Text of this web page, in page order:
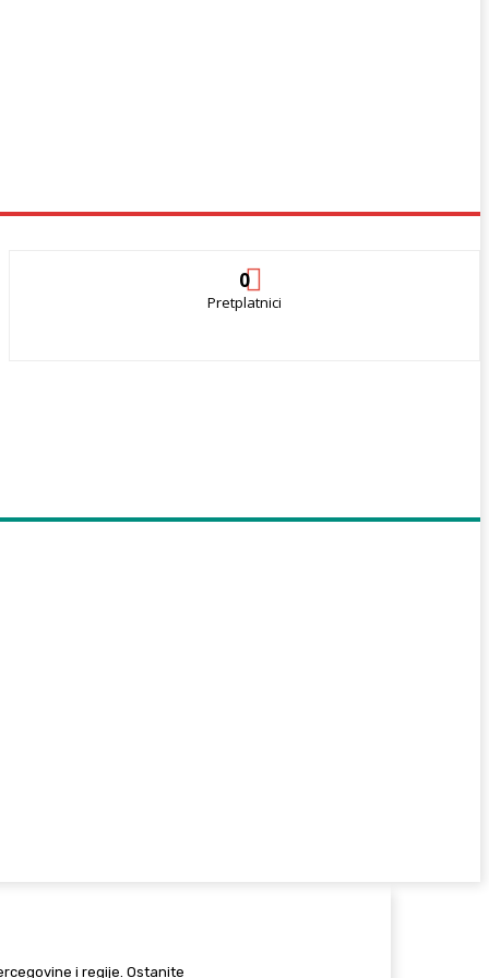
0
Pretplatnici
i regije. Ostanite